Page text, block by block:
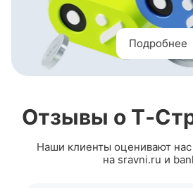
Подробнее
Отзывы о
Наши клиенты оценивают нас
на sravni.ru и